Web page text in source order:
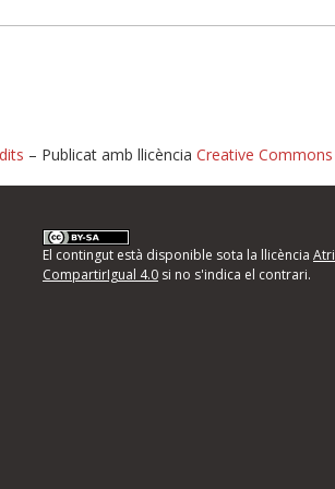
d'errors
següents i descriviu quina és la millora que
– Publicat amb llicència Creative Commons
El contingut està disponible sota la llicència
CompartirIgual 4.0si no s'indica el contrari.